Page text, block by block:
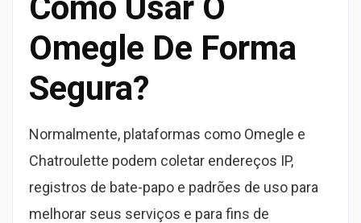
Omegle De Forma
Segura?
Normalmente, plataformas como Omegle e
Chatroulette podem coletar endereços IP,
registros de bate-papo e padrões de uso para
melhorar seus serviços e para fins de